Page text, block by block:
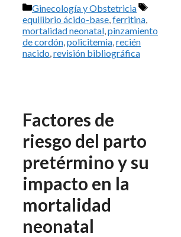
Categorías
Ginecología y Obstetricia
Etiquetas
equilibrio ácido-base,ferritina,
mortalidad neonatal,pinzamiento
de cordón,policitemia,recién
nacido,revisión bibliográfica
Factores de
riesgo del parto
pretérmino y su
impacto en la
mortalidad
neonatal